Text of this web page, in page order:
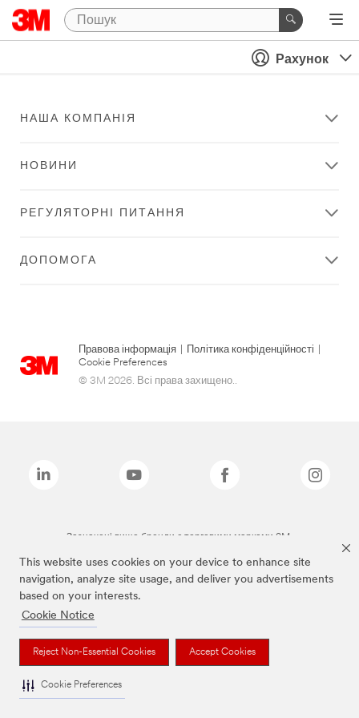
This website uses cookies on your device to enhance site
navigation, analyze site usage, and deliver you advertisements
based on your interests.
Cookie Notice
Reject Non-Essential Cookies Accept Cookies
Cookie Preferences
Рахунок
НАША КОМПАНІЯ
НОВИНИ
РЕГУЛЯТОРНІ ПИТАННЯ
ДОПОМОГА
Правова інформація Політика конфіденційності
Cookie Preferences
© 3M 2026. Всі права захищено..
Зазначені вище бренди є торговими марками 3M.